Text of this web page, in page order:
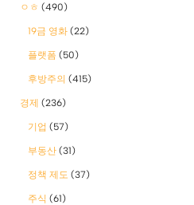
ㅇㅎ (490)
19금 영화 (22)
플랫폼 (50)
후방주의 (415)
경제 (236)
기업 (57)
부동산 (31)
정책 제도 (37)
주식 (61)